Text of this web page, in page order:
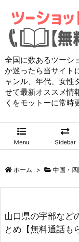
全国に数あるツーシ
か迷ったら当サイト
ャンル、年代、女性
せて最新オススメ情
くをモットーに常時
Menu Sidebar
ホーム > 中国・四
山口県の宇部など
とめ【無料通話も